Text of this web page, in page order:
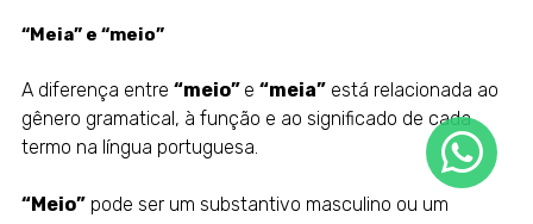
“Meia” e “meio”
A diferença entre “meio” e “meia”está relacionada ao
gênero gramatical, à função e ao significado de cada
termo na língua portuguesa.
“Meio”pode ser um substantivo masculino ou um